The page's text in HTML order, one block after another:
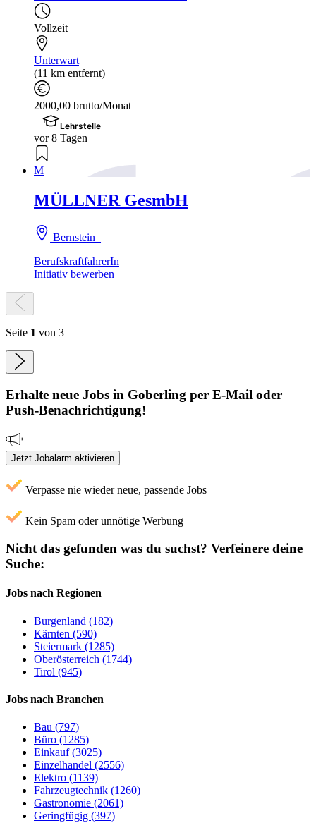
Vollzeit
Unterwart
(11 km entfernt)
2000,00 brutto/Monat
Lehrstelle
vor 8 Tagen
M
MÜLLNER GesmbH
Bernstein
BerufskraftfahrerIn
Initiativ bewerben
Seite 1 von 3
Erhalte neue Jobs in Goberling per E-Mail oder
Push-Benachrichtigung!
Jetzt Jobalarm aktivieren
Verpasse nie wieder neue, passende Jobs
Kein Spam oder unnötige Werbung
Nicht das gefunden was du suchst? Verfeinere deine
Suche:
Jobs nach Regionen
Burgenland (182)
Kärnten (590)
Steiermark (1285)
Oberösterreich (1744)
Tirol (945)
Jobs nach Branchen
Bau (797)
Büro (1285)
Einkauf (3025)
Einzelhandel (2556)
Elektro (1139)
Fahrzeugtechnik (1260)
Gastronomie (2061)
Geringfügig (397)